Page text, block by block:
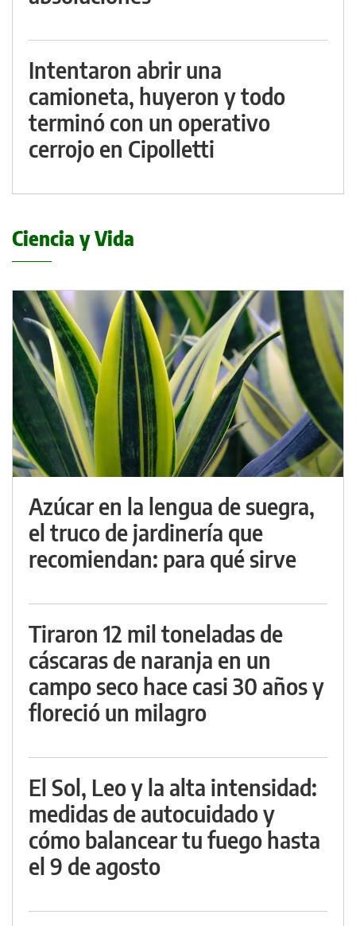
Intentaron abrir una
camioneta, huyeron y todo
terminó con un operativo
cerrojo en Cipolletti
Ciencia y Vida
Azúcar en la lengua de suegra,
el truco de jardinería que
recomiendan: para qué sirve
Tiraron 12 mil toneladas de
cáscaras de naranja en un
campo seco hace casi 30 años y
floreció un milagro
El Sol, Leo y la alta intensidad:
medidas de autocuidado y
cómo balancear tu fuego hasta
el 9 de agosto